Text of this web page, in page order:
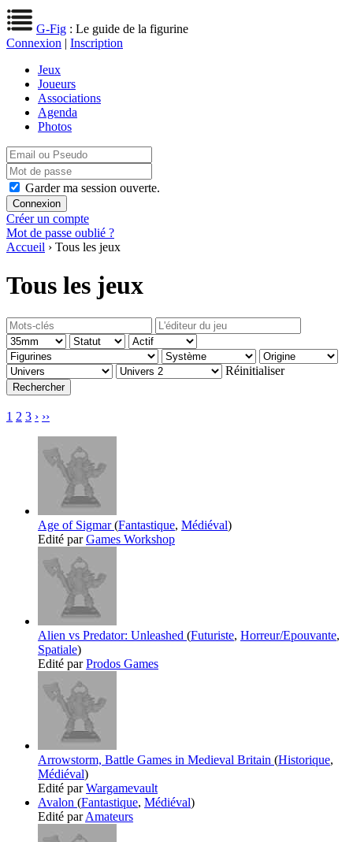
G-Fig : Le guide de la figurine
Connexion | Inscription
Jeux
Joueurs
Associations
Agenda
Photos
Garder ma session ouverte.
Créer un compte
Mot de passe oublié ?
Accueil › Tous les jeux
Tous les jeux
Réinitialiser
1 2 3 › ››
Age of Sigmar(Fantastique, Médiéval)
Edité parGames Workshop
Alien vs Predator: Unleashed (Futuriste, Horreur/Epouvante,
Spatiale)
Edité parProdos Games
Arrowstorm, Battle Games in Medieval Britain (Historique,
Médiéval)
Edité parWargamevault
Avalon (Fantastique, Médiéval)
Edité parAmateurs